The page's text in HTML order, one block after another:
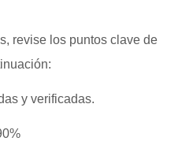
revise los puntos clave de
y verificadas.